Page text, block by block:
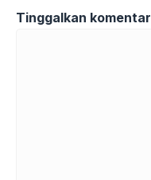
Tinggalkan komentar